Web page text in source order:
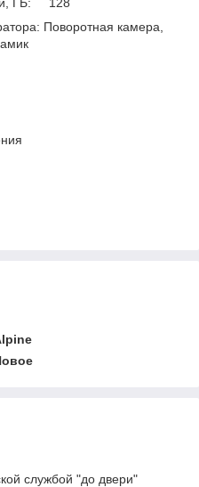
ГБ: 128
Поворотная камера,
службой "до двери"